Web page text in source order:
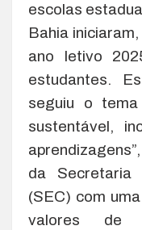
escolas
Bahia
ano letivo
estudantes.
seguiu o
sustentável,
da Secretaria
(SEC) com
valores de